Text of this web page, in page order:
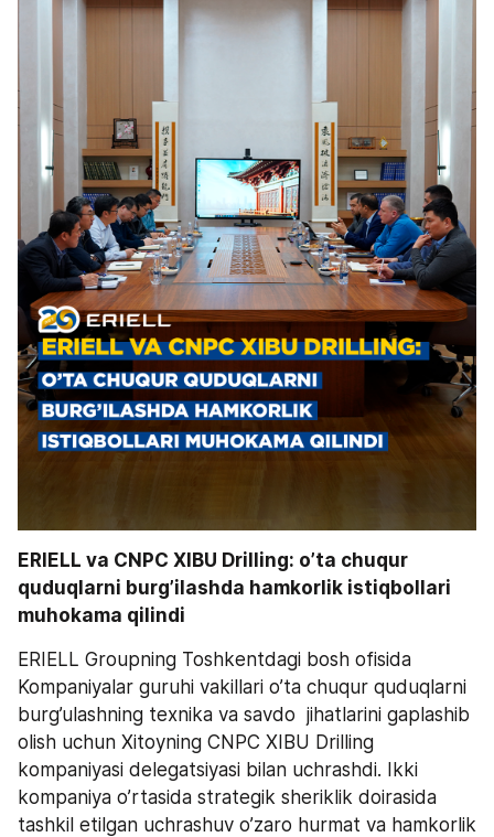
ERIELL va CNPC XIBU Drilling: o’ta chuqur
quduqlarni burg’ilashda hamkorlik istiqbollari
muhokama qilindi
ERIELL Groupning Toshkentdagi bosh ofisida
Kompaniyalar guruhi vakillari o’ta chuqur quduqlarni
burg’ulashning texnika va savdo  jihatlarini gaplashib
olish uchun Xitoyning CNPC XIBU Drilling
kompaniyasi delegatsiyasi bilan uchrashdi. Ikki
kompaniya o’rtasida strategik sheriklik doirasida
tashkil etilgan uchrashuv o’zaro hurmat va hamkorlik